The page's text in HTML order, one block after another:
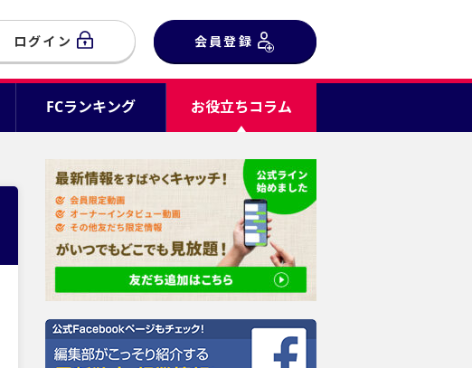
ログイン 会員登録
FCランキング お役立ちコラム